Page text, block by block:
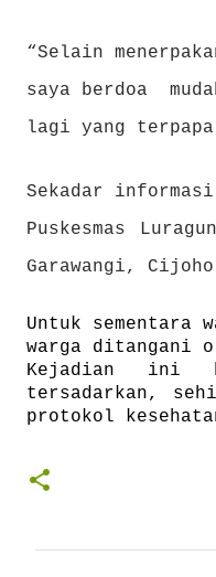
“Selain
saya berdoa
lagi yang
Sekadar
Puskesmas
Garawangi,
Untuk sementara
warga ditangani
Kejadian ini
tersadarkan,
protokol